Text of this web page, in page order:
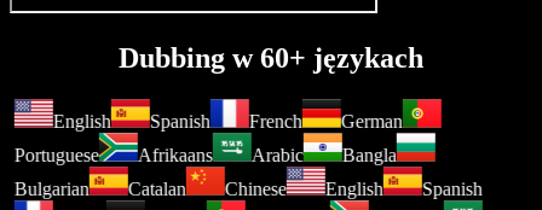
Dubbing w 60+ językach
English Spanish French
German
Portuguese
Afrikaans Arabic
Bangla
Bulgarian
Catalan Chinese English
Spanish